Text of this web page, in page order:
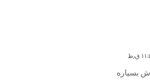
بسیاره